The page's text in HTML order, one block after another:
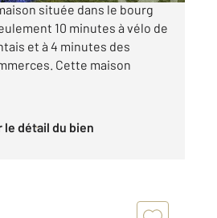
située dans le bourg
10 minutes à vélo de
et à 4 minutes des
Cette maison
le détail du bien